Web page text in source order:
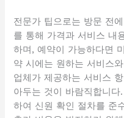
전문가 팁으로는 방문 전
를 통해 가격과 서비스 내
하며, 예약이 가능하다면
약 시에는 원하는 서비스
업체가 제공하는 서비스
아두는 것이 바람직합니
하여 신원 확인 절차를 준